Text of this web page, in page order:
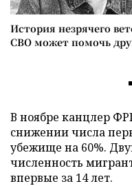
История незрячего
СВО может помочь
В ноябре канцлер
снижении числа
убежище на 60%.
численность
впервые за 14 лет.